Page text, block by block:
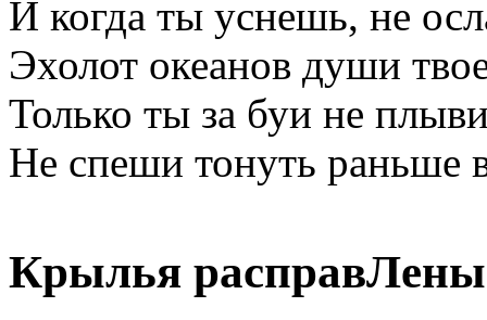
И когда ты уснешь, не
Эхолот океанов души
Только ты за буи не
Не спеши тонуть раньше
Крылья расправЛены